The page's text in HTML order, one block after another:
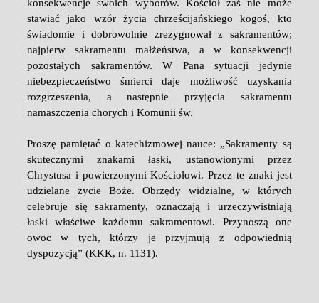
konsekwencje swoich wyborów. Kościół zaś nie może
stawiać jako wzór życia chrześcijańskiego kogoś, kto
świadomie i dobrowolnie zrezygnował z sakramentów;
najpierw sakramentu małżeństwa, a w konsekwencji
pozostałych sakramentów. W Pana sytuacji jedynie
niebezpieczeństwo śmierci daje możliwość uzyskania
rozgrzeszenia, a następnie przyjęcia sakramentu
namaszczenia chorych i Komunii św.
Proszę pamiętać o katechizmowej nauce: „Sakramenty są
skutecznymi znakami łaski, ustanowionymi przez
Chrystusa i powierzonymi Kościołowi. Przez te znaki jest
udzielane życie Boże. Obrzędy widzialne, w których
celebruje się sakramenty, oznaczają i urzeczywistniają
łaski właściwe każdemu sakramentowi. Przynoszą one
owoc w tych, którzy je przyjmują z odpowiednią
dyspozycją” (KKK, n. 1131).